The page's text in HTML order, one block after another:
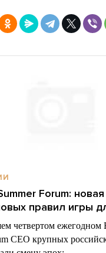
Forum:
правил игры
четвертом ежегодном
CEO крупных